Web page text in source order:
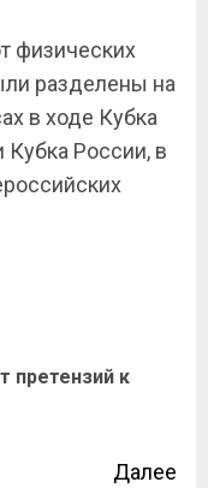
физических
разделены на
в ходе Кубка
России, в
претензий к
Далее